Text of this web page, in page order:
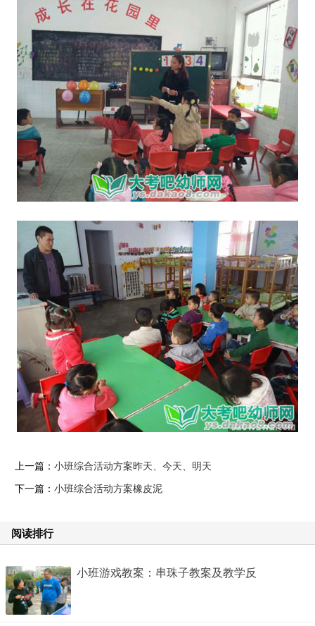
上一篇： 小班综合活动方案昨天、今天、明天
下一篇： 小班综合活动方案橡皮泥
阅读排行
小班游戏教案：串珠子教案及教学反